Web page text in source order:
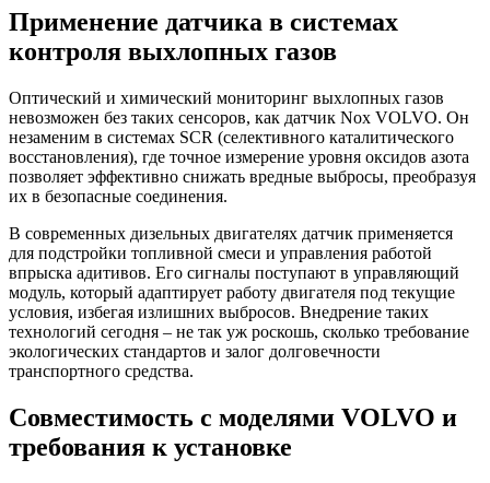
Применение датчика в системах
контроля выхлопных газов
Оптический и химический мониторинг выхлопных газов
невозможен без таких сенсоров, как датчик Nox VOLVO. Он
незаменим в системах SCR (селективного каталитического
восстановления), где точное измерение уровня оксидов азота
позволяет эффективно снижать вредные выбросы, преобразуя
их в безопасные соединения.
В современных дизельных двигателях датчик применяется
для подстройки топливной смеси и управления работой
впрыска адитивов. Его сигналы поступают в управляющий
модуль, который адаптирует работу двигателя под текущие
условия, избегая излишних выбросов. Внедрение таких
технологий сегодня – не так уж роскошь, сколько требование
экологических стандартов и залог долговечности
транспортного средства.
Совместимость с моделями VOLVO и
требования к установке